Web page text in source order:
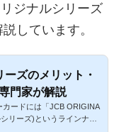
ジナルシリーズ
しています。
ズのメリット・
門家が解説
ードには「JCB ORIGINA
リーズ)というラインナッ